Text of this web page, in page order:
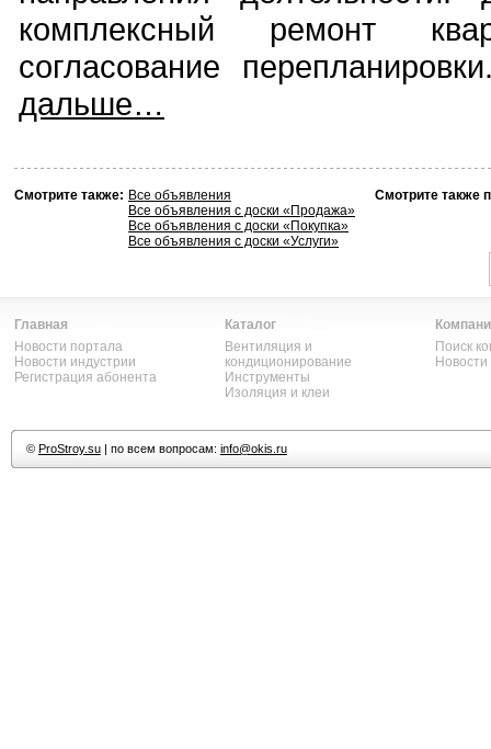
комплексный ремонт
согласование
дальше…
Смотрите также: Все объявления
Все объявления с доски «Продажа»
Все объявления с доски «Покупка»
Все объявления с доски «Услуги»
Смотрите также
Главная
Новости портала
Новости индустрии
Регистрация абонента
Каталог
Вентиляция и
кондиционирование
Инструменты
Изоляция и клеи
Поиск
© ProStroy.su| по всем вопросам: info@okis.ru